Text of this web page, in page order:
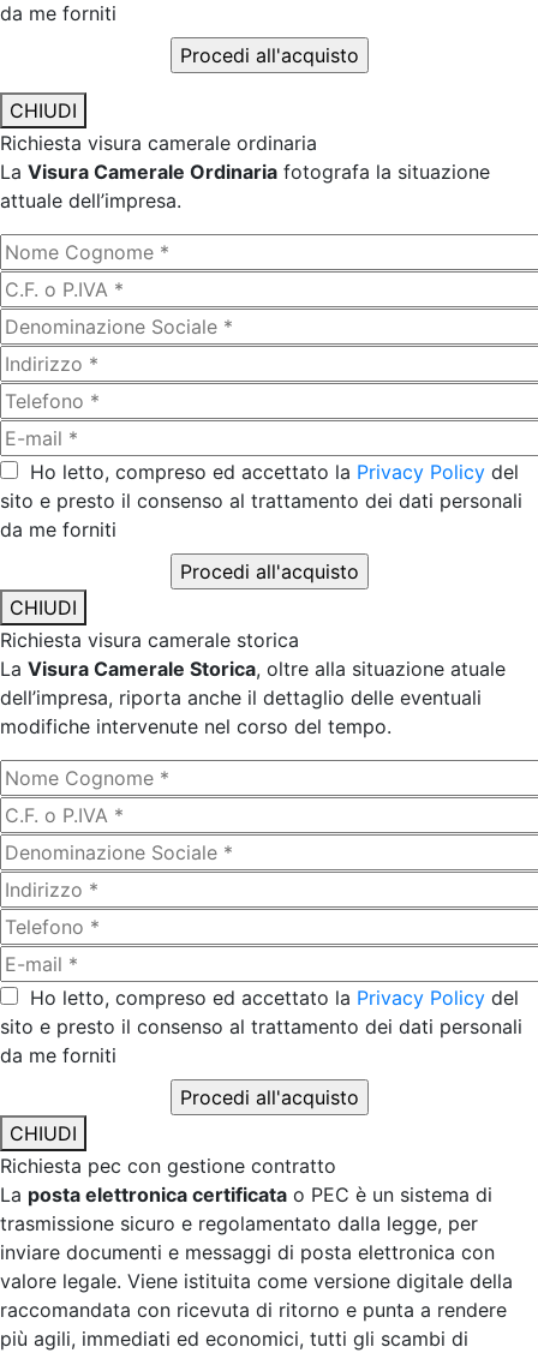
da me forniti
CHIUDI
Richiesta visura camerale ordinaria
La Visura Camerale Ordinaria fotografa la situazione
attuale dell’impresa.
Ho letto, compreso ed accettato la Privacy Policy del
sito e presto il consenso al trattamento dei dati personali
da me forniti
CHIUDI
Richiesta visura camerale storica
La Visura Camerale Storica, oltre alla situazione atuale
dell’impresa, riporta anche il dettaglio delle eventuali
modifiche intervenute nel corso del tempo.
Ho letto, compreso ed accettato la Privacy Policy del
sito e presto il consenso al trattamento dei dati personali
da me forniti
CHIUDI
Richiesta pec con gestione contratto
La posta elettronica certificata o PEC è un sistema di
trasmissione sicuro e regolamentato dalla legge, per
inviare documenti e messaggi di posta elettronica con
valore legale. Viene istituita come versione digitale della
raccomandata con ricevuta di ritorno e punta a rendere
più agili, immediati ed economici, tutti gli scambi di